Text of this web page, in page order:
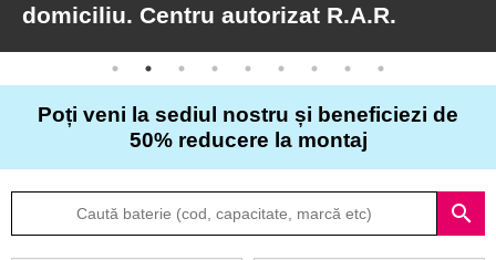
Articole
Despre
domiciliu. Centru autorizat R.A.R.
Poți veni la sediul nostru și beneficiezi de
50% reducere la montaj
search